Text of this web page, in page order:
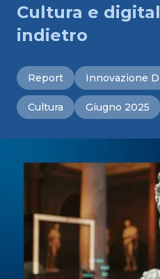
Cultura e
indietro
Report Innovazione
Cultura Giugno 2025